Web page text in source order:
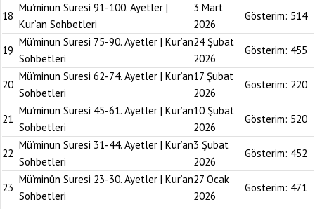
18
Mü’minun Suresi 91-100. Ayetler |
Kur’an Sohbetleri
3 Mart
2026
Gösterim: 514
19
Mü’minun Suresi 75-90. Ayetler | Kur’an
Sohbetleri
24 Şubat
2026
Gösterim: 455
20
Mü’minun Suresi 62-74. Ayetler | Kur’an
Sohbetleri
17 Şubat
2026
Gösterim: 220
21
Mü’minun Suresi 45-61. Ayetler | Kur’an
Sohbetleri
10 Şubat
2026
Gösterim: 520
22
Mü’minun Suresi 31-44. Ayetler | Kur’an
Sohbetleri
3 Şubat
2026
Gösterim: 452
23
Mü’minûn Suresi 23-30. Ayetler | Kur’an
Sohbetleri
27 Ocak
2026
Gösterim: 471